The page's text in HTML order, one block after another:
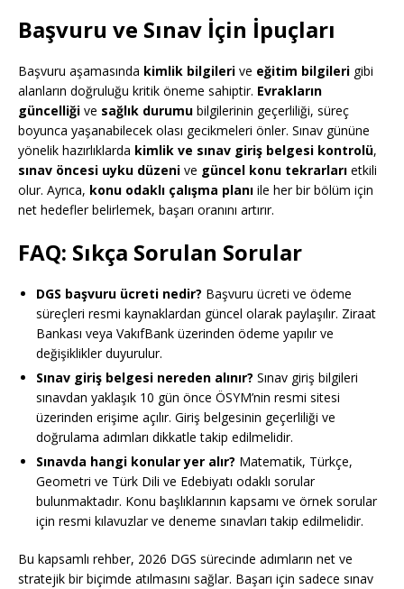
Başvuru ve Sınav İçin İpuçları
Başvuru aşamasında kimlik bilgileri ve eğitim bilgileri gibi
alanların doğruluğu kritik öneme sahiptir. Evrakların
güncelliği ve sağlık durumu bilgilerinin geçerliliği, süreç
boyunca yaşanabilecek olası gecikmeleri önler. Sınav gününe
yönelik hazırlıklarda kimlik ve sınav giriş belgesi kontrolü,
sınav öncesi uyku düzeni ve güncel konu tekrarları etkili
olur. Ayrıca, konu odaklı çalışma planı ile her bir bölüm için
net hedefler belirlemek, başarı oranını artırır.
FAQ: Sıkça Sorulan Sorular
DGS başvuru ücreti nedir? Başvuru ücreti ve ödeme
süreçleri resmi kaynaklardan güncel olarak paylaşılır. Ziraat
Bankası veya VakıfBank üzerinden ödeme yapılır ve
değişiklikler duyurulur.
Sınav giriş belgesi nereden alınır? Sınav giriş bilgileri
sınavdan yaklaşık 10 gün önce ÖSYM’nin resmi sitesi
üzerinden erişime açılır. Giriş belgesinin geçerliliği ve
doğrulama adımları dikkatle takip edilmelidir.
Sınavda hangi konular yer alır? Matematik, Türkçe,
Geometri ve Türk Dili ve Edebiyatı odaklı sorular
bulunmaktadır. Konu başlıklarının kapsamı ve örnek sorular
için resmi kılavuzlar ve deneme sınavları takip edilmelidir.
Bu kapsamlı rehber, 2026 DGS sürecinde adımların net ve
stratejik bir biçimde atılmasını sağlar. Başarı için sadece sınav